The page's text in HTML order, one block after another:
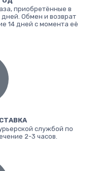
приобретённые в
Обмен и возврат
14 дней с момента её
службой по
2-3 часов.